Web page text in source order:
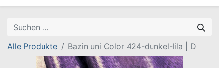
Alle Produkte Bazin uni Color 424-dunkel-lila | D